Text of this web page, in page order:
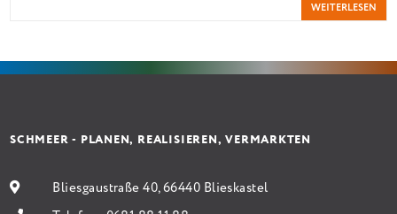
Antragstellende verpflichten sich zu energetischer
Sanierung in Einzelmaßnahmen […]
WEITERLESEN
SCHMEER - PLANEN, REALISIEREN, VERMARKTEN
Bliesgaustraße 40, 66440 Blieskastel